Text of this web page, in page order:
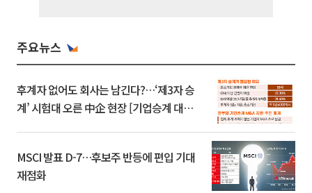
주요뉴스
후계자 없어도 회사는 남긴다?…‘제3자 승
계’ 시험대 오른 中企 현장 [기업승계 대전
MSCI 발표 D-7…후보주 반등에 편입 기대
재점화